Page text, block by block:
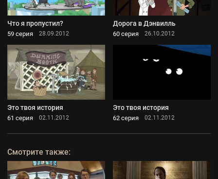
Что я пропустил?
59 серия 28.09.2012
Дорога в Дэнвилль
60 серия 26.10.2012
Это твоя история
61 серия 02.11.2012
Это твоя история
62 серия 02.11.2012
Смотрите также: